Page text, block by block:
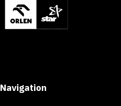
Navigation